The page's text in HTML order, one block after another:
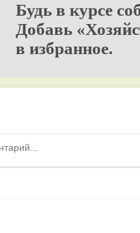
Будь в курсе
Добавь
в избранное.